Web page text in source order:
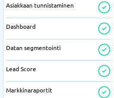
Asiakkaan tunnistaminen
Dashboard
Datan segmentointi
Lead Score
Markkinaraportit